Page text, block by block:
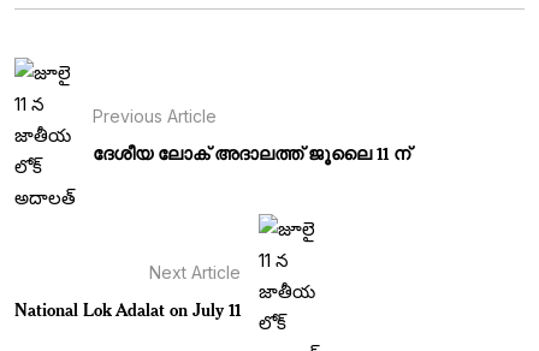
Previous Article
ദേശീയ ലോക് അദാലത്ത് ജൂലൈ 11 ന്
Next Article
National Lok Adalat on July 11